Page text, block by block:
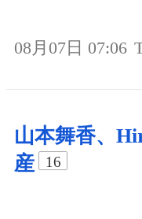
08月07日 07:06
山本舞香、
産
16